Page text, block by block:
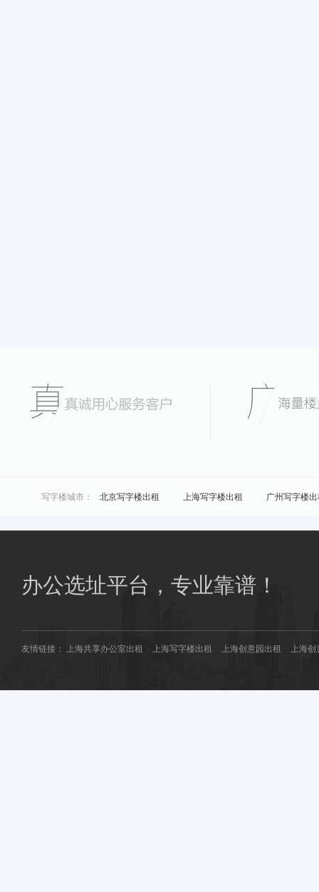
写字楼城市： 北京写字楼出租 上海写字楼出租 广州写字楼
商圈共享办公： 南桥共享办公 花桥共享办公
办公选址平台，专业靠谱！
友情链接： 上海共享办公室出租 上海写字楼出租 上海创意园出租 上海创